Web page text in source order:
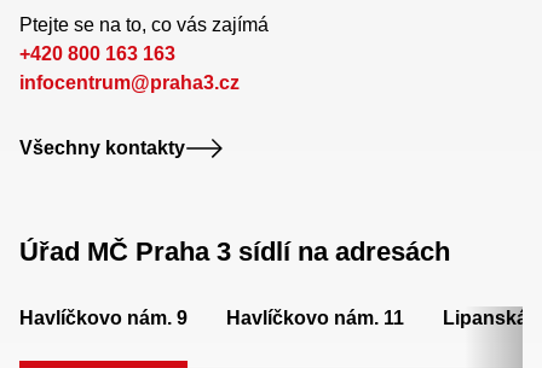
Ptejte se na to, co vás zajímá
+420 800 163 163
infocentrum@praha3.cz
Všechny kontakty
Úřad MČ Praha 3 sídlí na adresách
Havlíčkovo nám. 9 Havlíčkovo nám. 11 Lipanská 7